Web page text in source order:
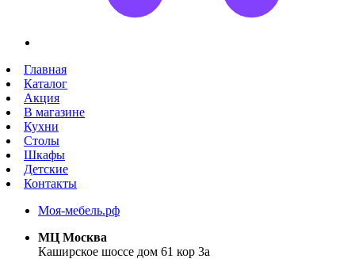
Главная
Каталог
Акция
В магазине
Кухни
Столы
Шкафы
Детские
Контакты
Моя-мебель.рф
МЦ Москва
Каширское шоссе дом 61 кор 3а